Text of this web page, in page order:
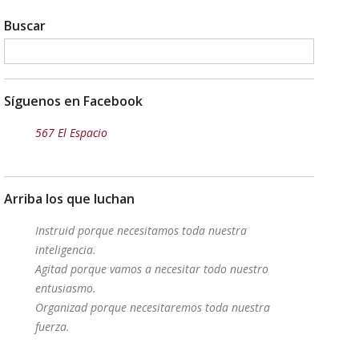
Buscar
Síguenos en Facebook
567 El Espacio
Arriba los que luchan
Instruid porque necesitamos toda nuestra
inteligencia.
Agitad porque vamos a necesitar todo nuestro
entusiasmo.
Organizad porque necesitaremos toda nuestra
fuerza.